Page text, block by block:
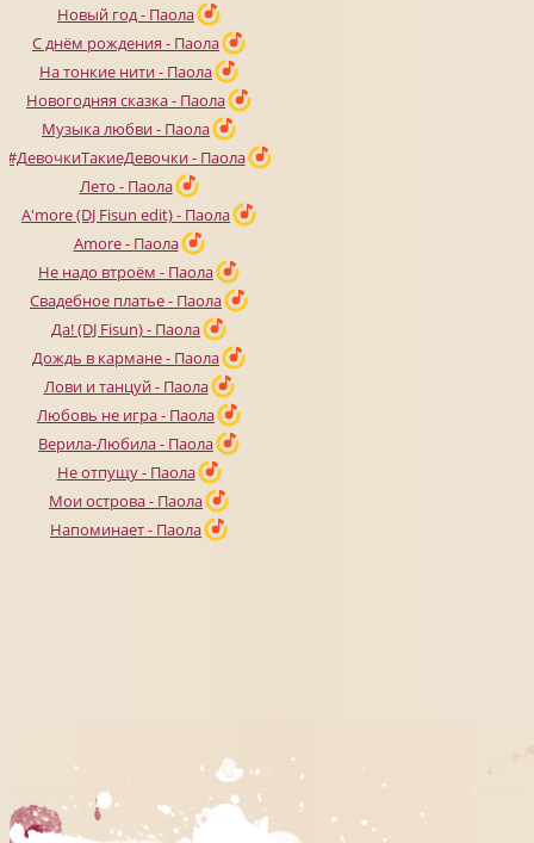
Новый год - Паола
С днём рождения - Паола
На тонкие нити - Паола
Новогодняя сказка - Паола
Музыка любви - Паола
#ДевочкиТакиеДевочки - Паола
Лето - Паола
A'more (DJ Fisun edit) - Паола
Amore - Паола
Не надо втроём - Паола
Свадебное платье - Паола
Да! (DJ Fisun) - Паола
Дождь в кармане - Паола
Лови и танцуй - Паола
Любовь не игра - Паола
Верила-Любила - Паола
Не отпущу - Паола
Мои острова - Паола
Напоминает - Паола